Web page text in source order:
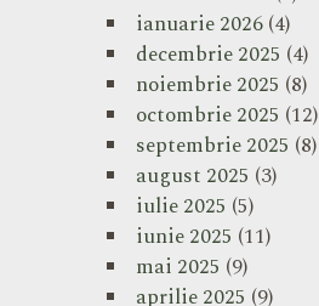
ianuarie 2026(4)
decembrie 2025 (4)
noiembrie 2025 (8)
octombrie 2025 (12)
septembrie 2025 (8)
august 2025 (3)
iulie 2025 (5)
iunie 2025 (11)
mai 2025 (9)
aprilie 2025 (9)